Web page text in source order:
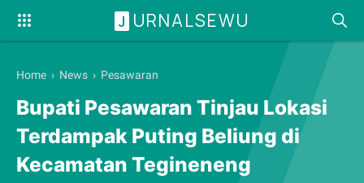
J URNALSEWU
Home › News › Pesawaran
Bupati Pesawaran Tinjau Lokasi
Terdampak Puting Beliung di
Kecamatan Tegineneng